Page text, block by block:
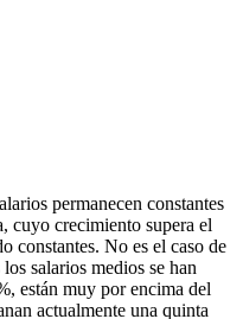
permanecen constantes
cuyo crecimiento supera el
constantes. No es el caso de
salarios medios se han
están muy por encima del
actualmente una quinta